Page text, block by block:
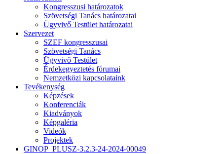
Kongresszusi határozatok
Szövetségi Tanács határozatai
Ügyvivő Testület határozatai
Szervezet
SZEF kongresszusai
Szövetségi Tanács
Ügyvivő Testület
Érdekegyeztetés fórumai
Nemzetközi kapcsolataink
Tevékenység
Képzések
Konferenciák
Kiadványok
Képgaléria
Videók
Projektek
GINOP_PLUSZ-3.2.3-24-2024-00049